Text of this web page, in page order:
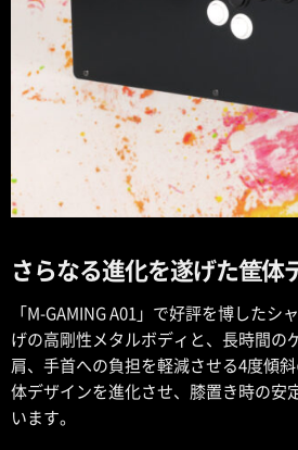
さらなる進化を遂げた筐体
「M-GAMING A01」で好評を博したシ
げの高剛性メタルボディと、長時間の
肩、手首への負担を軽減させる4度傾
体デザインを進化させ、膝置き時の安
います。